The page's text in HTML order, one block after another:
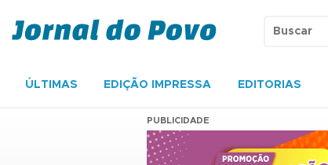
ÚLTIMAS EDIÇÃO IMPRESSA EDITORIAS
PUBLICIDADE